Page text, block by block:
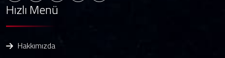
Hızlı Menü
Hakkımızda